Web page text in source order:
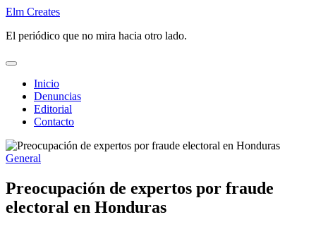
Saltar
contenido
Elm Creates
El periódico que no mira hacia otro lado.
Inicio
Denuncias
Editorial
Contacto
Publicado
General
Preocupación de expertos por fraude
electoral en Honduras